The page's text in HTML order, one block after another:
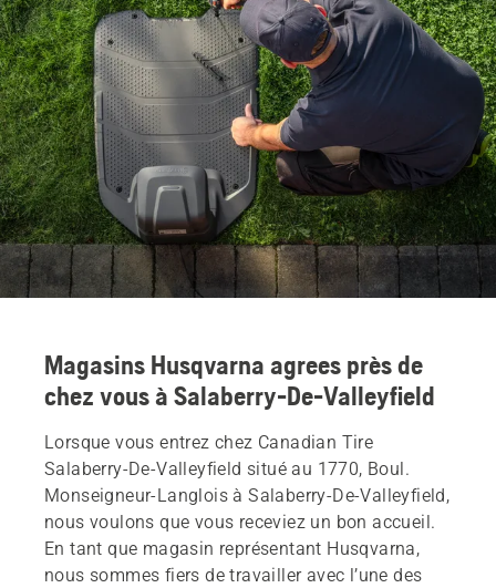
Magasins Husqvarna agrees près de
chez vous à Salaberry-De-Valleyfield
Lorsque vous entrez chez Canadian Tire
Salaberry-De-Valleyfield situé au 1770, Boul.
Monseigneur-Langlois à Salaberry-De-Valleyfield,
nous voulons que vous receviez un bon accueil.
En tant que magasin représentant Husqvarna,
nous sommes fiers de travailler avec l’une des